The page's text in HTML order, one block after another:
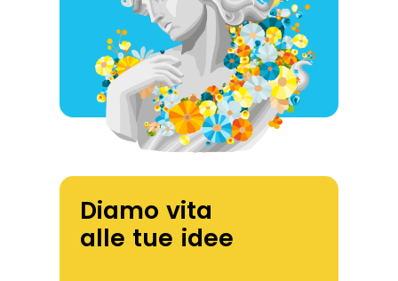
Diamo vita
alle tue idee